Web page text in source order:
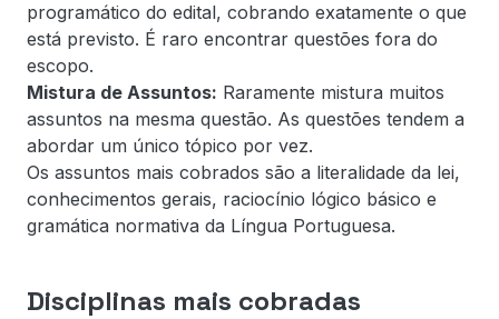
programático do edital, cobrando exatamente o que
está previsto. É raro encontrar questões fora do
escopo.
Mistura de Assuntos: Raramente mistura muitos
assuntos na mesma questão. As questões tendem a
abordar um único tópico por vez.
Os assuntos mais cobrados são a literalidade da lei,
conhecimentos gerais, raciocínio lógico básico e
gramática normativa da Língua Portuguesa.
Disciplinas mais cobradas